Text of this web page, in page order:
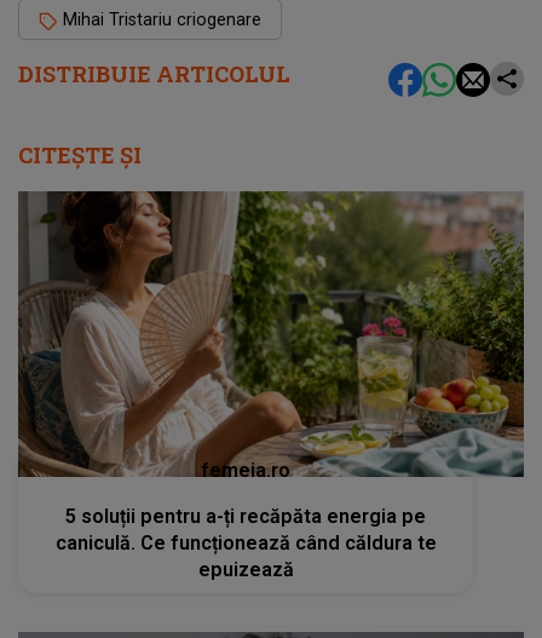
DISTRIBUIE ARTICOLUL
Mihai Tristariu criogenare
CITEȘTE ȘI
femeia.ro
5 soluții pentru a-ți recăpăta energia pe
caniculă. Ce funcționează când căldura te
epuizează